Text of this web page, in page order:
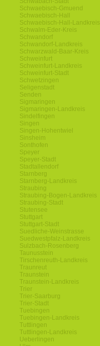
Schwaebisch-Gmuend
Schwaebisch-Hall
Schwaebisch-Hall-Landkreis
Schwalm-Eder-Kreis
Schwandorf
Schwandorf-Landkreis
Schwarzwald-Baar-Kreis
Schweinfurt
Schweinfurt-Landkreis
Schweinfurt-Stadt
Schwetzingen
Seligenstadt
Senden
Sigmaringen
Sigmaringen-Landkreis
Sindelfingen
Singen
Singen-Hohentwiel
Sinsheim
Sonthofen
Speyer
Speyer-Stadt
Stadtallendorf
Starnberg
Starnberg-Landkreis
Straubing
Straubing-Bogen-Landkreis
Straubing-Stadt
Stutensee
Stuttgart
Stuttgart-Stadt
Suedliche-Weinstrasse
Suedwestpfalz-Landkreis
Sulzbach-Rosenberg
Taunusstein
Tirschenreuth-Landkreis
Traunreut
Traunstein
Traunstein-Landkreis
Trier
Trier-Saarburg
Trier-Stadt
Tuebingen
Tuebingen-Landkreis
Tuttlingen
Tuttlingen-Landkreis
Ueberlingen